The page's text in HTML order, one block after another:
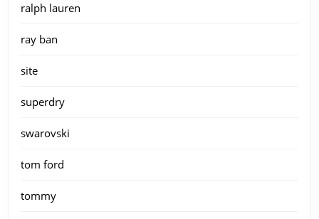
ralph lauren
ray ban
site
superdry
swarovski
tom ford
tommy